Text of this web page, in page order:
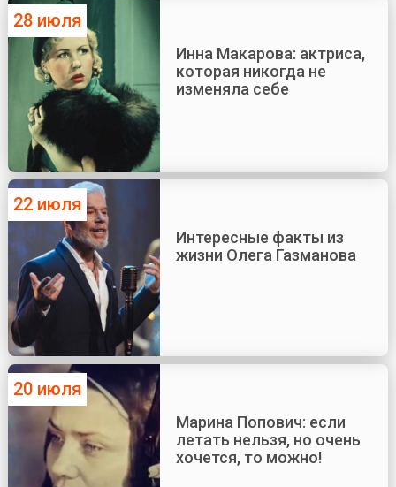
28 июля
Инна Макарова: актриса,
которая никогда не
изменяла себе
22 июля
Интересные факты из
жизни Олега Газманова
20 июля
Марина Попович: если
летать нельзя, но очень
хочется, то можно!